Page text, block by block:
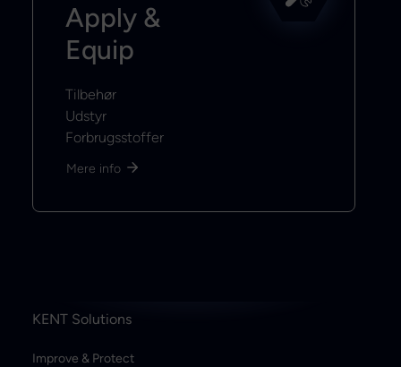
Apply &
Equip
Tilbehør
Udstyr
Forbrugsstoffer
Mere info
KENT Solutions
Improve & Protect